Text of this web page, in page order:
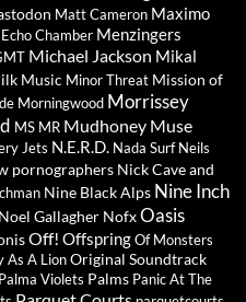
Matt Cameron Maximo
Chamber Menzingers
Michael Jackson Mikal
Music Minor Threat Mission of
Morningwood Morrissey
MS MR Mudhoney Muse
Jets N.E.R.D. Nada Surf Neils
pornographers Nick Cave and
Nine Black Alps Nine Inch
Noel Gallagher NofxOasis
Off! OffspringOf Monsters
As A LionOriginal Soundtrack
Palma Violets Palms Panic At The